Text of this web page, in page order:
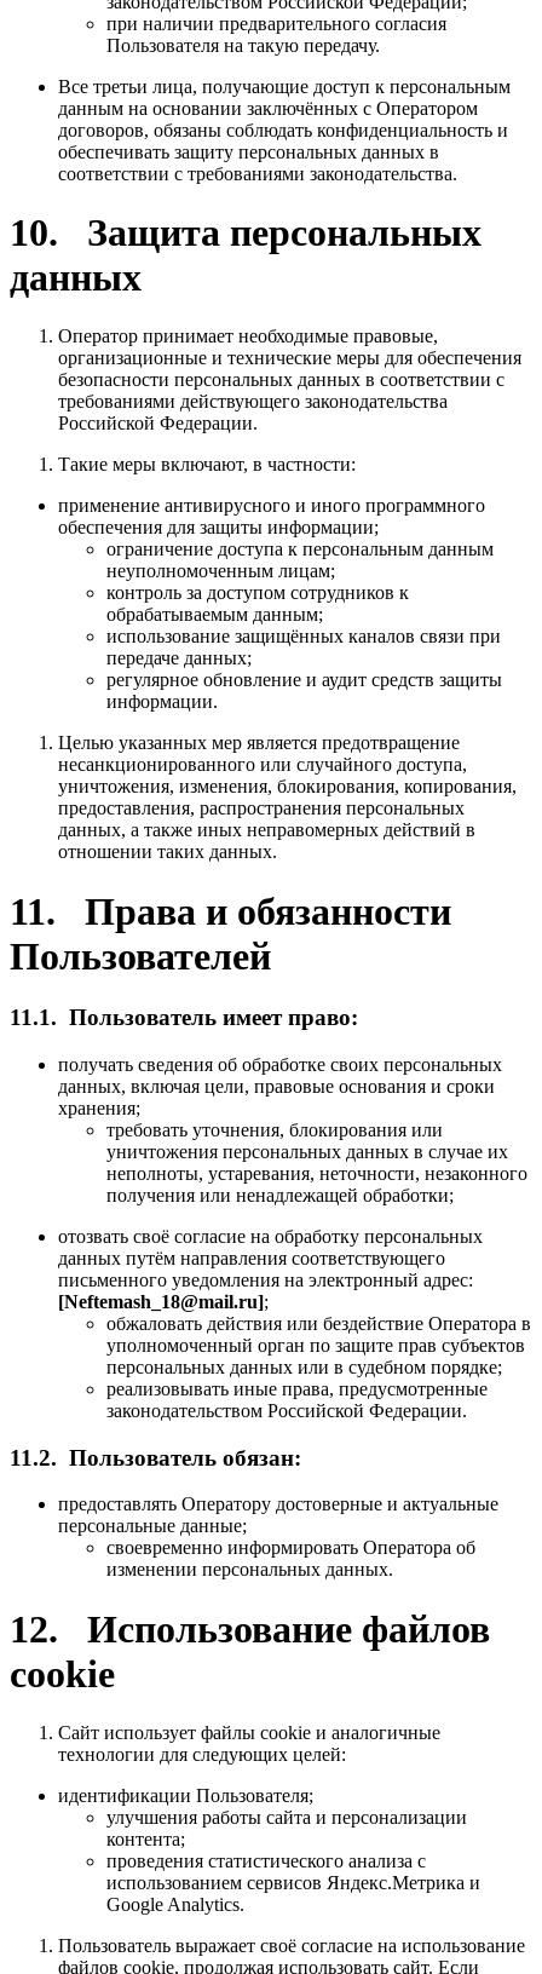
при наличии предварительного согласия
Пользователя на такую передачу.
Все третьи лица, получающие доступ к персональным
данным на основании заключённых с Оператором
договоров, обязаны соблюдать конфиденциальность и
обеспечивать защиту персональных данных в
соответствии с требованиями законодательства.
10. Защита персональных
данных
Оператор принимает необходимые правовые,
организационные и технические меры для обеспечения
безопасности персональных данных в соответствии с
требованиями действующего законодательства
Российской Федерации.
Такие меры включают, в частности:
применение антивирусного и иного программного
обеспечения для защиты информации;
ограничение доступа к персональным данным
неуполномоченным лицам;
контроль за доступом сотрудников к
обрабатываемым данным;
использование защищённых каналов связи при
передаче данных;
регулярное обновление и аудит средств защиты
информации.
Целью указанных мер является предотвращение
несанкционированного или случайного доступа,
уничтожения, изменения, блокирования, копирования,
предоставления, распространения персональных
данных, а также иных неправомерных действий в
отношении таких данных.
11. Права и обязанности
Пользователей
11.1. Пользователь имеет право:
получать сведения об обработке своих персональных
данных, включая цели, правовые основания и сроки
хранения;
требовать уточнения, блокирования или
уничтожения персональных данных в случае их
неполноты, устаревания, неточности, незаконного
получения или ненадлежащей обработки;
отозвать своё согласие на обработку персональных
данных путём направления соответствующего
письменного уведомления на электронный адрес:
[Neftemash_18@mail.ru];
обжаловать действия или бездействие Оператора в
уполномоченный орган по защите прав субъектов
персональных данных или в судебном порядке;
реализовывать иные права, предусмотренные
законодательством Российской Федерации.
11.2. Пользователь обязан:
предоставлять Оператору достоверные и актуальные
персональные данные;
своевременно информировать Оператора об
изменении персональных данных.
12. Использование файлов
cookie
Сайт использует файлы cookie и аналогичные
технологии для следующих целей:
идентификации Пользователя;
улучшения работы сайта и персонализации
контента;
проведения статистического анализа с
использованием сервисов Яндекс.Метрика и
Google Analytics.
Пользователь выражает своё согласие на использование
файлов cookie, продолжая использовать сайт. Если